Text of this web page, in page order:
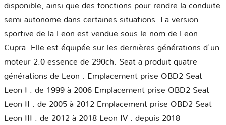
disponible, ainsi que des fonctions pour rendre la conduite
semi-autonome dans certaines situations. La version
sportive de la Leon est vendue sous le nom de Leon
Cupra. Elle est équipée sur les dernières générations d'un
moteur 2.0 essence de 290ch. Seat a produit quatre
générations de Leon : Emplacement prise OBD2 Seat
Leon I : de 1999 à 2006 Emplacement prise OBD2 Seat
Leon II : de 2005 à 2012 Emplacement prise OBD2 Seat
Leon III : de 2012 à 2018 Leon IV : depuis 2018